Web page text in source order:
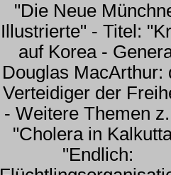
"Die Neue
Illustrierte" - Titel:
auf Korea -
Douglas MacArthur:
Verteidiger der
- Weitere Themen
"Cholera in
"Endlich: